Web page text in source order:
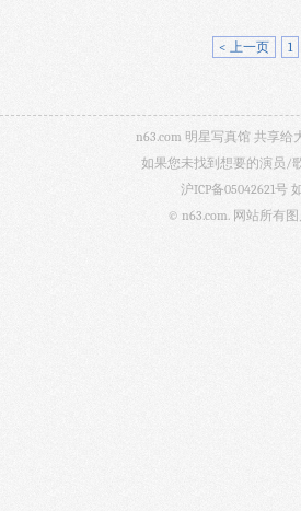
< 上一页 1
n63.com 明星写真馆 共享
如果您未找到想要的演员/
沪ICP备05042621号
© n63.com. 网站所有